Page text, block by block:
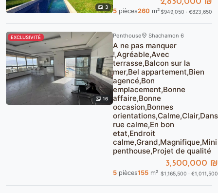
3
5 pièces260 m²$949,050 · €823,650
EXCLUSIVITÉ
16
Penthouse Shachamon 6
A ne pas manquer
!,Agréable,Avec
terrasse,Balcon sur la
mer,Bel appartement,Bien
agencé,Bon
emplacement,Bonne
affaire,Bonne
occasion,Bonnes
orientations,Calme,Clair,Dans
rue calme,En bon
etat,Endroit
calme,Grand,Magnifique,Mini
penthouse,Projet de qualité
5 pièces155 m²
3,500,000 ₪
$1,165,500 · €1,011,500